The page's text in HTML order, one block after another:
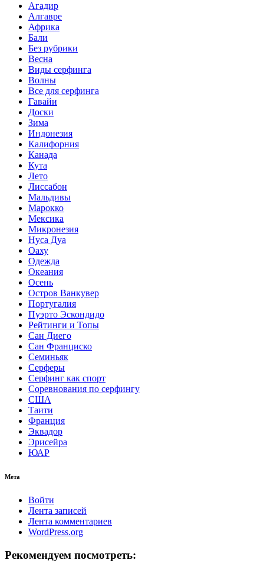
Агадир
Алгавре
Африка
Бали
Без рубрики
Весна
Виды серфинга
Волны
Все для серфинга
Гавайи
Доски
Зима
Индонезия
Калифорния
Канада
Кута
Лето
Лиссабон
Мальдивы
Марокко
Мексика
Микронезия
Нуса Дуа
Оаху
Одежда
Океания
Осень
Остров Ванкувер
Португалия
Пуэрто Эскондидо
Рейтинги и Топы
Сан Диего
Сан Франциско
Семиньяк
Серферы
Серфинг как спорт
Соревнования по серфингу
США
Таити
Франция
Эквадор
Эрисейра
ЮАР
Мета
Войти
Лента записей
Лента комментариев
WordPress.org
Рекомендуем посмотреть: